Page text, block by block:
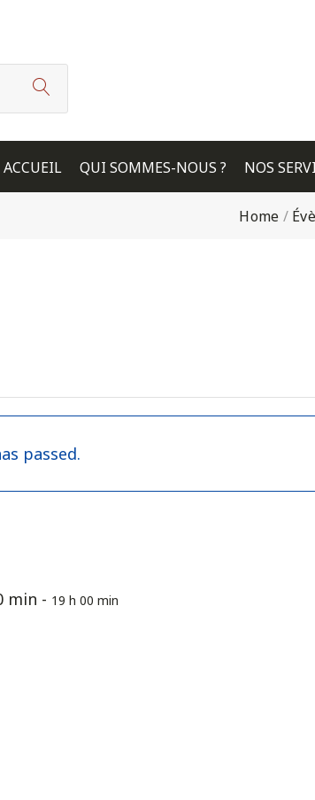
ACCUEIL QUI SOMMES-NOUS ? NOS
Home /
passed.
min - 19 h 00 min